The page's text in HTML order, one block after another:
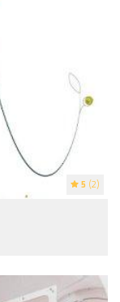
5 (2)